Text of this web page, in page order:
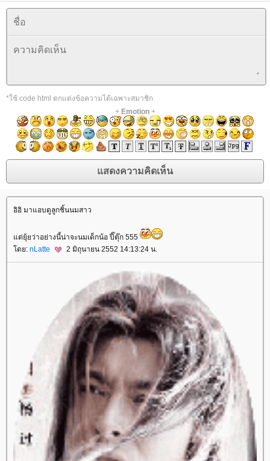
*ใช้ code html ตกแต่งข้อความได้เฉพาะสมาชิก
+ Emotion+
อิอิ มาแอบดูลูกชิ้นนมสาว
ต่ยุ้ยว่าอย่างนี้น่าจะนมเด็กน้อ ปี๊ตุ๊ก 555
ดย: nLatte 2 มิถุนายน 2552 14:13:24 น.